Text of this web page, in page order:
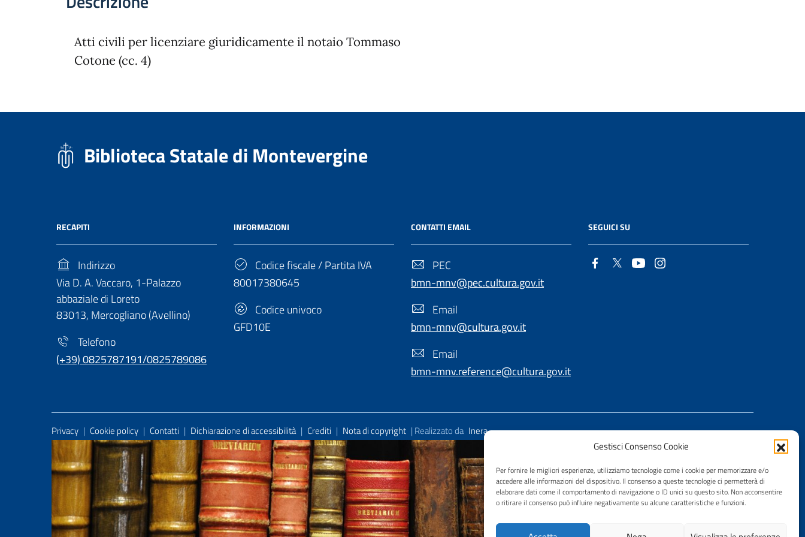
Gestisci Consenso Cookie
Per fornire le migliori esperienze, utilizziamo tecnologie come i cookie per memorizzare e/o
accedere alle informazioni del dispositivo. Il consenso a queste tecnologie ci permetterà di
elaborare dati come il comportamento di navigazione o ID unici su questo sito. Non acconsentire
o ritirare il consenso può influire negativamente su alcune caratteristiche e funzioni.
Atti civili per licenziare giuridicamente il notaio Tommaso
Cotone (cc. 4)
Biblioteca Statale di Montevergine
RECAPITI
Indirizzo
Via D. A. Vaccaro, 1-Palazzo
abbaziale di Loreto
83013, Mercogliano (Avellino)
Telefono
(+39) 0825787191/0825789086
INFORMAZIONI
Codice fiscale / Partita IVA
80017380645
Codice univoco
GFD10E
CONTATTI EMAIL
PEC
bmn-mnv@pec.cultura.gov.it
Email
bmn-mnv@cultura.gov.it
Email
bmn-mnv.reference@cultura.gov.it
SEGUICI SU
Useful Links Section
Privacy | Cookie policy | Contatti | Dichiarazione di accessibilità | Crediti | Nota di copyright | Realizzato da Inera